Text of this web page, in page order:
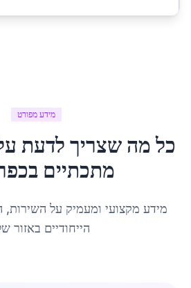
מידע מפורט
כל מה שצריך לדעת
מתכתיים ב
מידע מקצועי ומעמיק על השירות,
הייחודיים באזור